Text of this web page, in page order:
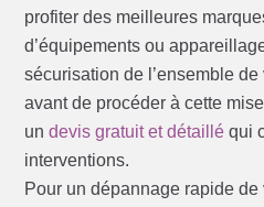
profiter des meilleures
d’équipements ou
sécurisation de l’ensemble
avant de procéder à cette
undevis gratuit et détaillé qui
interventions.
Pour un dépannage rapide